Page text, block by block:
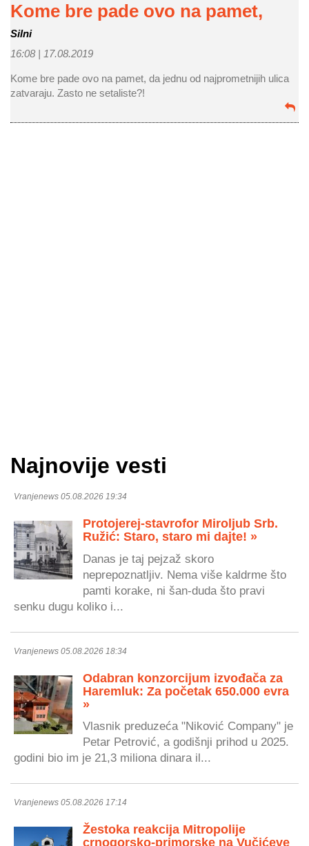
Kome bre pade ovo na pamet,
Silni
16:08 | 17.08.2019
Kome bre pade ovo na pamet, da jednu od najprometnijih ulica
zatvaraju. Zasto ne setaliste?!
Najnovije vesti
Vranjenews 05.08.2026 19:34
Protojerej-stavrofor Miroljub Srb.
Ružić: Staro, staro mi dajte! »
Danas je taj pejzaž skoro
neprepoznatljiv. Nema više kaldrme što
pamti korake, ni šan-duda što pravi
senku dugu koliko i...
Vranjenews 05.08.2026 18:34
Odabran konzorcijum izvođača za
Haremluk: Za početak 650.000 evra
»
Vlasnik preduzeća "Niković Company" je
Petar Petrović, a godišnji prihod u 2025.
godini bio im je 21,3 miliona dinara il...
Vranjenews 05.08.2026 17:14
Žestoka reakcija Mitropolije
crnogorsko-primorske na Vučićeve